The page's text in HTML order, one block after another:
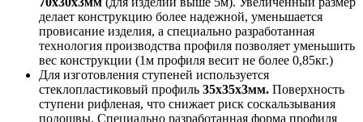
делает конструкцию более надежной, уменьшается
провисание изделия, а специально разработанная
технология производства профиля позволяет уменьшить
вес конструкции (1м профиля весит не более 0,85кг.)
Для изготовления ступеней используется
стеклопластиковый профиль 35х35х3мм. Поверхность
ступени рифленая, что снижает риск соскальзывания
подошвы. Специально разработанная форма профиля